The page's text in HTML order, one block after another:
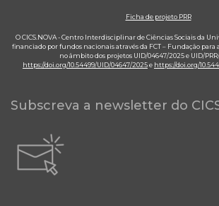
Ficha de projeto PRR
O CICS.NOVA - Centro Interdisciplinar de Ciências Sociais da
financiado por fundos nacionais através da FCT – Fundação para a
no âmbito dos projetos UID/04647/2025 e UID/
https://doi.org/10.54499/UID/04647/2025e https://doi.org/
Subscreva a newsletter do